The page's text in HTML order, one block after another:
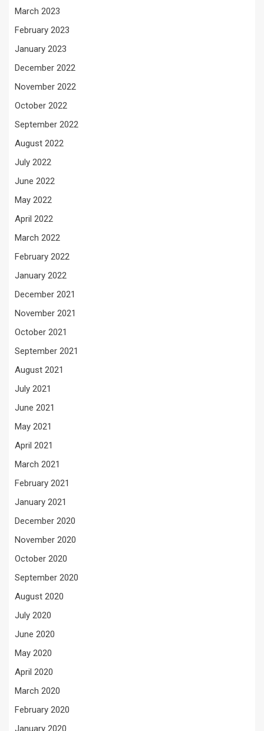
March 2023
February 2023
January 2023
December 2022
November 2022
October 2022
September 2022
August 2022
July 2022
June 2022
May 2022
April 2022
March 2022
February 2022
January 2022
December 2021
November 2021
October 2021
September 2021
August 2021
July 2021
June 2021
May 2021
April 2021
March 2021
February 2021
January 2021
December 2020
November 2020
October 2020
September 2020
August 2020
July 2020
June 2020
May 2020
April 2020
March 2020
February 2020
January 2020